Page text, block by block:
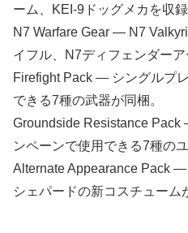
ーム、KEI-9ドッグメカを収録
N7 Warfare Gear — N7
イフル、N7ディフェンダーア
Firefight Pack — シングルプ
できる7種の武器が同梱。
Groundside Resistance
ンペーンで使用できる7種の
Alternate Appearance Pack —
シェパードの新コスチューム